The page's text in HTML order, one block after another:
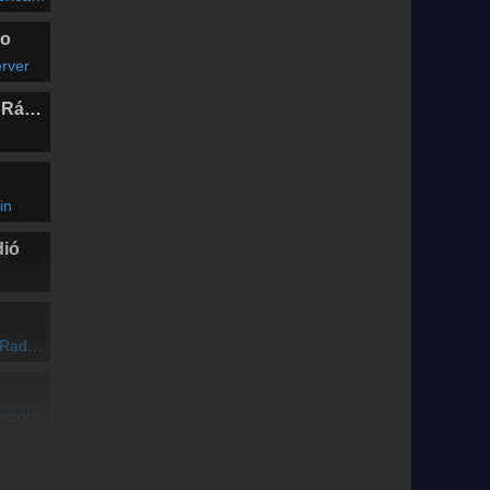
Marosvásárhelyi Rádió